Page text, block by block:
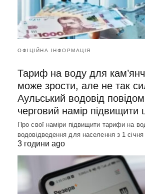
ОФІЦІЙНА ІНФОРМАЦІЯ
Тариф на воду для
може зрости, але не так
Аульський водовід
черговий намір підвищити
Про свої наміри підвищити тарифи на
водовідведення для населення з 1 січня
3 години ago